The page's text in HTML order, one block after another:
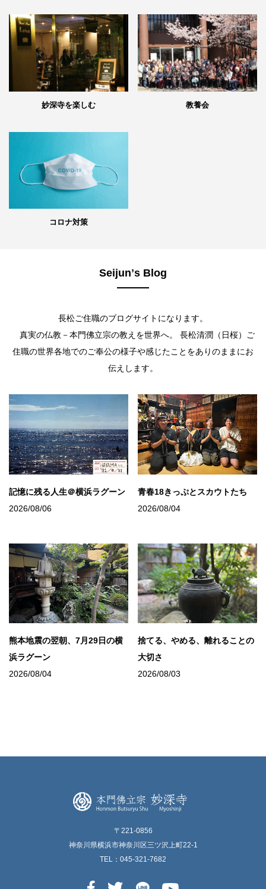
妙深寺を楽しむ 教養会
コロナ対策
Seijunʼs Blog
長松ご住職のブログサイトになります。
真実の仏教－本門佛立宗の教えを世界へ。 長松清潤（日桜）ご
住職の世界各地でのご奉公の様子や感じたことをありのままにお
伝えします。
記憶に残る人生＠横浜ラグーン
2026/08/06
青春18きっぷとスカウトたち
2026/08/04
熊本地震の翌朝、7月29日の横
浜ラグーン
2026/08/04
捨てる、やめる、離れることの
大切さ
2026/08/03
〒221-0856
神奈川県横浜市神奈川区三ツ沢上町22-1
TEL：045-321-7682